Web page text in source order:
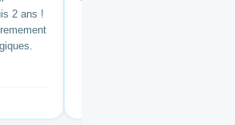
2 ans !